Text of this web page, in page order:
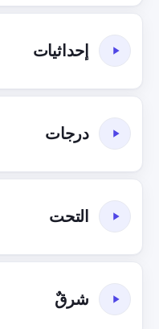
إحداثيات
درجات
التحت
شرقٌ